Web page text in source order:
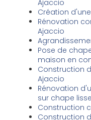
Ajaccio
Création
Rénovation
Ajaccio
Pose de
maison en
Construction
Ajaccio
Rénovation
sur chape
Construction
Construction